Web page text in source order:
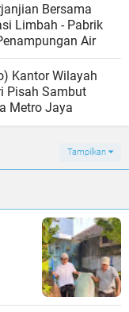
Bersama
Limbah - Pabrik
Air
Kantor Wilayah
Pisah Sambut
Metro Jaya
Tampilkan